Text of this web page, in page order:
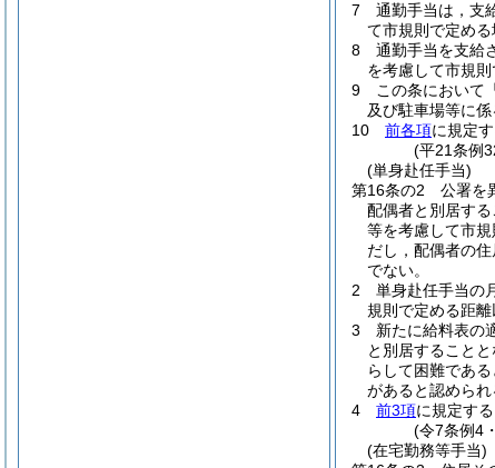
7
通勤手当は，支
て市規則で定め
8
通勤手当を支給
を考慮して市規
9
この条において
及び駐車場等に
10
前各項に規定
(平21条例
(単身赴任手当)
第16条の2
公署を
配偶者と別居す
等を考慮して市
だし，配偶者の
でない。
2
単身赴任手当の
規則で定める距
3
新たに給料表の
と別居すること
らして困難であ
があると認めら
4
前3項に規定す
(令7条例4
(在宅勤務等手当)